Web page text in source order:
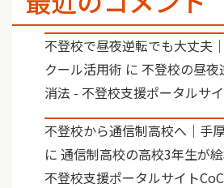
不登校で昼夜逆転でも大丈夫
クール活用術 に 不登校の昼
消法 - 不登校支援ポータルサ
不登校から通信制高校へ｜手
に 通信制高校の高校3年生が
不登校支援ポータルサイト